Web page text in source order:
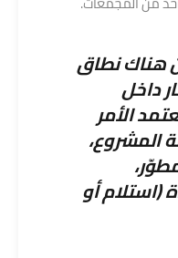
هناك نطاق
داخل
الأمر
المشروع،
(استلام أو